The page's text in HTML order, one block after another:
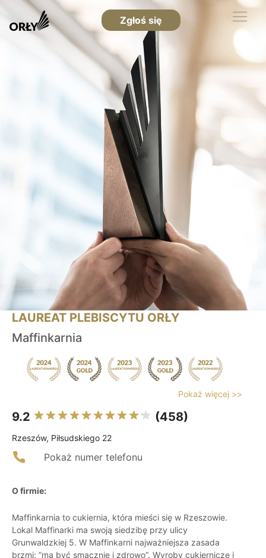
Zgłoś się
LAUREAT PLEBISCYTU ORŁY
Maffinkarnia
Pokaż więcej >>
9.2 (458)
Rzeszów, Piłsudskiego 22
Pokaż numer telefonu
O firmie:
Maffinkarnia to cukiernia, która mieści się w Rzeszowie.
Lokal Maffinarki ma swoją siedzibę przy ulicy
Grunwaldzkiej 5. W Maffinkarni najważniejsza zasada
brzmi: ”ma być smacznie i zdrowo”. Wyroby cukiernicze i